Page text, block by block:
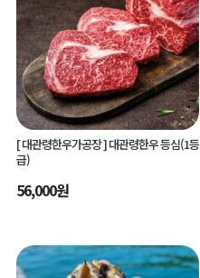
[ 대관령한우가공장 ]대관령한우 등심(1등
급)
56,000원